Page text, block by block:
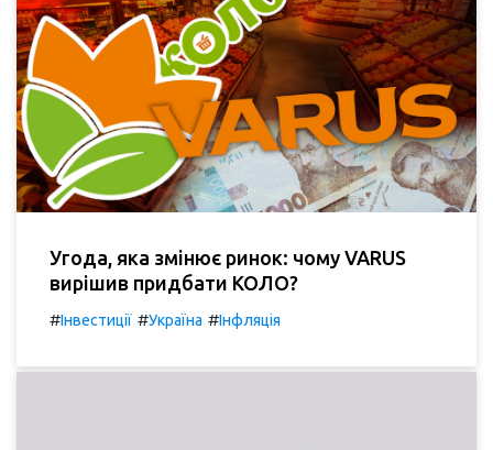
Угода, яка змінює ринок: чому VARUS
вирішив придбати КОЛО?
#Інвестиції #Україна #Інфляція